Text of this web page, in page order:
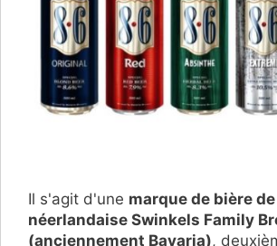
Il s'agit d'une marque de bière
néerlandaise Swinkels Family
(anciennement Bavaria),